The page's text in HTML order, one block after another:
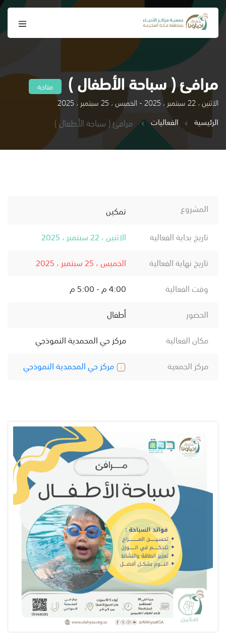
مرافئ ( سباحة الأطفال ) متاحة
الاثنين ، 22 سبتمبر ، 2025 - الخميس ، 25 سبتمبر ، 2025
الرئيسية
الفعاليات مرافئ ( سباحة الأطفال )
المشروع
تمكين
تاريخ بداية الفعالية
الاثنين ، 22 سبتمبر ، 2025
تاريخ نهاية الفعالية
الخميس ، 25 سبتمبر ، 2025
وقت الفعالية
4:00 م - 5:00 م
الحضور
أطفال
مكان الفعالية
مركز حي المحمدية النموذجي
مركز الجمعية
مركز حي المحمدية النموذجي